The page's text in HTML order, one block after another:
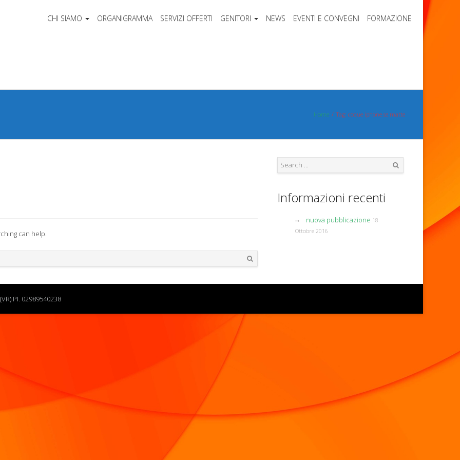
CHI SIAMO ORGANIGRAMMA SERVIZI OFFERTI GENITORI NEWS EVENTI E CONVEGNI FORMAZIONE
Home Tag: coque iphone se matte
can help.
Informazioni recenti
nuova pubblicazione 18
Ottobre 2016
PI. 02989540238